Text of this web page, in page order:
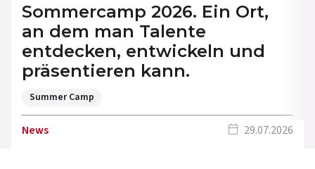
Sommercamp 2026. Ein Ort,
an dem man Talente
entdecken, entwickeln und
präsentieren kann.
Summer Camp
News calendar_today 29.07.2026